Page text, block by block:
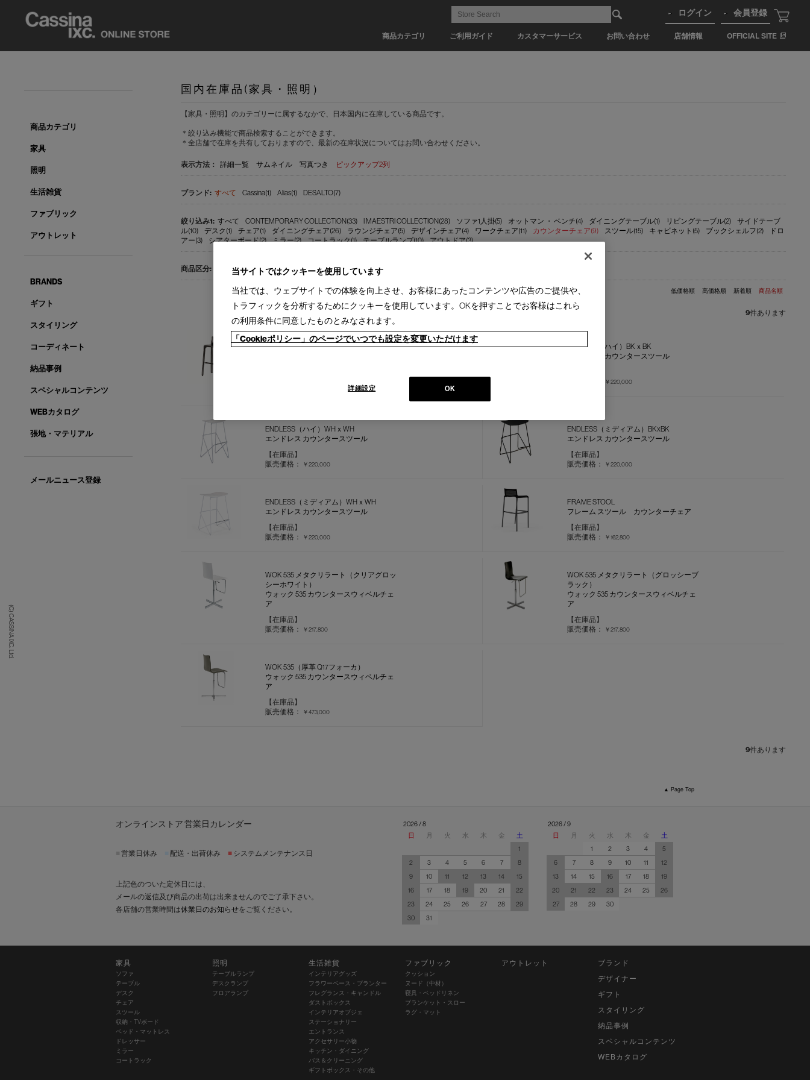
商品カテゴリ ご利用ガイド カスタマーサービス お問い合わせ 店舗情報 OFFICIAL SITE
ログイン 会員登録
(C) CASSINA IXC. Ltd.
国内在庫品(家具・照明）
【家具・照明】のカテゴリーに属するなかで、日本国内に在庫している商品です。
＊絞り込み機能で商品検索することができます。
＊全店舗で在庫を共有しておりますので、最新の在庫状況についてはお問い合わせください。
表示方法： 詳細一覧 サムネイル 写真つき ピックアップ2列
すべて Cassina(1) Alias(1) DESALTO(7)
すべて CONTEMPORARY COLLECTION(33) I MAESTRI COLLECTION(28) ソファ1人掛(5) オットマン ・ ベンチ(4) ダイニングテーブル(1) リビングテーブル(2)
サイドテーブ
ル(10)
デスク(1) チェア(1) ダイニングチェア(26) ラウンジチェア(5) デザインチェア(4) ワークチェア(11) カウンターチェア(9) スツール(15) キャビネット(5) ブックシェルフ(2)
ドロ
アー(3)
シアターボード(2) ミラー(2) コートラック(1) テーブルランプ(10) アウトドア(3)
すべて 国内在庫品(9) 【納期 1-2週間】(9)
低価格順 高価格順 新着順 商品名順
9件あります
410 CAB【在庫品】（ローバック／黒
ENDLESS（ハイ）BKｘBK
エンドレス カウンタースツール
￥220,000
ENDLESS（ハイ）WHｘWH
エンドレス カウンタースツール
【在庫品】
販売価格：
￥220,000
ENDLESS（ミディアム）BKxBK
エンドレス カウンタースツール
【在庫品】
販売価格：
￥220,000
ENDLESS（ミディアム）WHｘWH
エンドレス カウンタースツール
【在庫品】
販売価格：
￥220,000
FRAME STOOL
フレーム スツール カウンターチェア
【在庫品】
販売価格：
￥162,800
WOK 535 メタクリラート（クリアグロッ
シーホワイト）
ウォック 535 カウンタースウィベルチェ
ア
【在庫品】
販売価格：
￥217,800
WOK 535 メタクリラート（グロッシーブ
ラック）
ウォック 535 カウンタースウィベルチェ
ア
【在庫品】
販売価格：
￥217,800
WOK 535（厚革 Q17フォーカ）
ウォック 535 カウンタースウィベルチェ
ア
【在庫品】
販売価格：
￥473,000
9件あります
商品カテゴリ
家具
照明
生活雑貨
ファブリック
アウトレット
BRANDS
ギフト
スタイリング
コーディネート
納品事例
スペシャルコンテンツ
WEBカタログ
張地・マテリアル
メールニュース登録
▲ Page Top
オンラインストア 営業日カレンダー
営業日休み 配送・出荷休み ■ システムメンテナンス日
上記色のついた定休日には、
メールの返信及び商品の出荷は出来ませんのでご了承下さい。
各店舗の営業時間は休業日のお知らせをご覧ください。
2026 / 8
日
月 火 水 木 金
土
1
2
3 4 5 6 7
8
9
10 11 12 13 14
15
16
17 18 19 20 21
22
23
24 25 26 27 28
29
30
31
2026 / 9
日
月 火 水 木 金
土
1
2 3 4
5
6
7 8 9 10 11
12
13
14 15 16 17 18
19
20
21 22 23 24 25
26
27
28 29 30
家具
ソファ
テーブル
デスク
チェア
スツール
収納・TVボード
ベッド・マットレス
ドレッサー
ミラー
コートラック
照明
テーブルランプ
デスクランプ
フロアランプ
生活雑貨
インテリアグッズ
フラワーベース・プランター
フレグランス・キャンドル
ダストボックス
インテリアオブジェ
ステーショナリー
エントランス
アクセサリー小物
キッチン・ダイニング
バス＆クリーニング
ギフトボックス・その他
ファブリック
クッション
ヌード（中材）
寝具・ベッドリネン
ブランケット・スロー
ラグ・マット
アウトレット
ブランド
デザイナー
ギフト
スタイリング
納品事例
スペシャルコンテンツ
WEBカタログ
当サイトではクッキーを使用しています
当社では、ウェブサイトでの体験を向上させ、お客様にあったコンテンツや広告のご提供や、
トラフィックを分析するためにクッキーを使用しています。OKを押すことでお客様はこれら
の利用条件に同意したものとみなされます。
「Cookieポリシー」のページでいつでも設定を変更いただけます
OK
詳細設定